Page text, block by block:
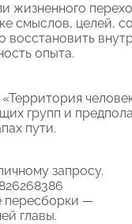
жизненного
смыслов, целей,
опыта.
групп и
пути.
запросу.
пересборки —
главы.